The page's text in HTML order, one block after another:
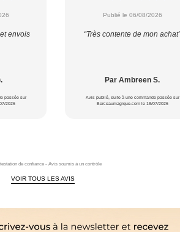
envois
passée sur
2026
Publié le 06/08/2026
“Très contente de mon achat”
Par Ambreen S.
Avis publié, suite à une commande passée sur
Berceaumagique.com le 18/07/2026
de confiance - Avis soumis à un contrôle
VOIR TOUS LES AVIS